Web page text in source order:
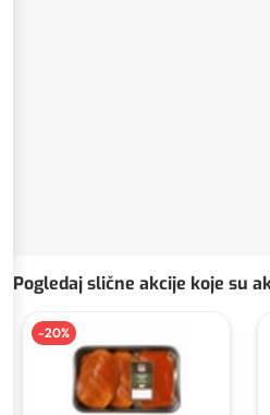
Pogledaj slične akcije koje su
-20%